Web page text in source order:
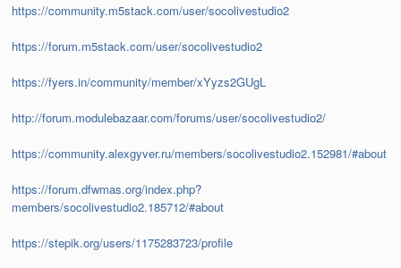
https://community.m5stack.com/user/socolivestudio2
https://forum.m5stack.com/user/socolivestudio2
https://fyers.in/community/member/xYyzs2GUgL
http://forum.modulebazaar.com/forums/user/socolivestudio2/
https://community.alexgyver.ru/members/socolivestudio2.152981/#about
https://forum.dfwmas.org/index.php?
members/socolivestudio2.185712/#about
https://stepik.org/users/1175283723/profile